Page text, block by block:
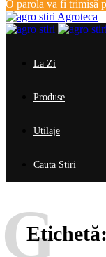
O parola va fi trimisă
Agroteca
La Zi
Produse
Utilaje
Cauta Stiri
Etichetă:
G